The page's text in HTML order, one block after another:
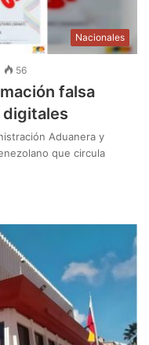
Nacionales
56
falsa
Aduanera y
que circula